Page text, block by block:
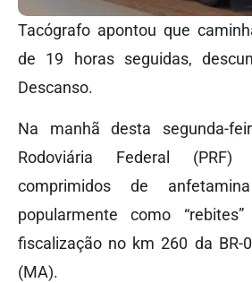
Tacógrafo apontou que
de 19 horas seguidas,
Descanso.
Na manhã desta segunda-
Rodoviária Federal (PRF)
comprimidos de
popularmente como
fiscalização no km 260 da BR-
(MA).